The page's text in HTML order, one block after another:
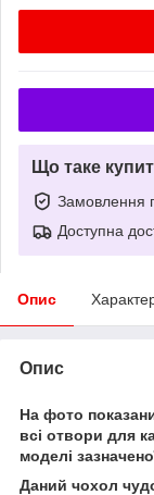
Що таке
Замовлення
Доступна
Опис
Опис
На фото
всі отвори для
моделі
Даний чохол